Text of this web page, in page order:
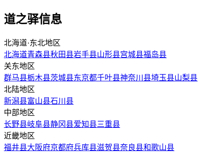
道之驿信息
北海道·东北地区
北海道青森县秋田县岩手县山形县宫城县福岛县
关东地区
群马县栃木县茨城县东京都千叶县神奈川县埼玉县山梨县
北陆地区
新潟县富山县石川县
中部地区
长野县岐阜县静冈县爱知县三重县
近畿地区
福井县大阪府京都府兵库县滋贺县奈良县和歌山县